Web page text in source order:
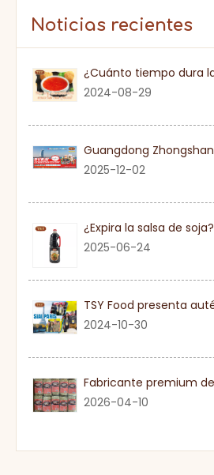
Noticias recientes
2024-08-29
2025-12-02
¿Expira la salsa de soja?
2025-06-24
2024-10-30
2026-04-10